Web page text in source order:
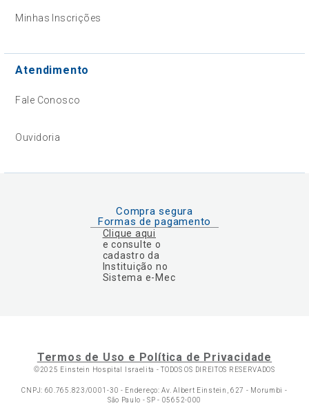
Minhas Inscrições
Atendimento
Fale Conosco
Ouvidoria
Compra segura
Formas de pagamento
Clique aqui
e consulte o
cadastro da
Instituição no
Sistema e-Mec
Termos de Uso e Política de Privacidade
©2025 Einstein Hospital Israelita - TODOS OS DIREITOS RESERVADOS
CNPJ: 60.765.823/0001-30 - Endereço: Av. Albert Einstein, 627 - Morumbi -
São Paulo - SP - 05652-000